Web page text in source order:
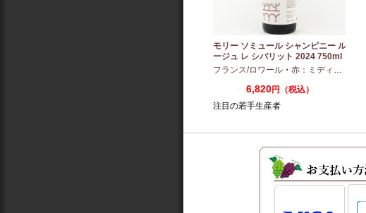
モリー ソミュール シャンピニー ル
ージュ レ シバリット 2024 750ml
フランス/ロワール・ 赤：ミディアムボディ
6,820円（税込）
注目の若手生産者